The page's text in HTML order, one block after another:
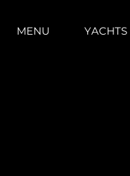
MENU YACHTS